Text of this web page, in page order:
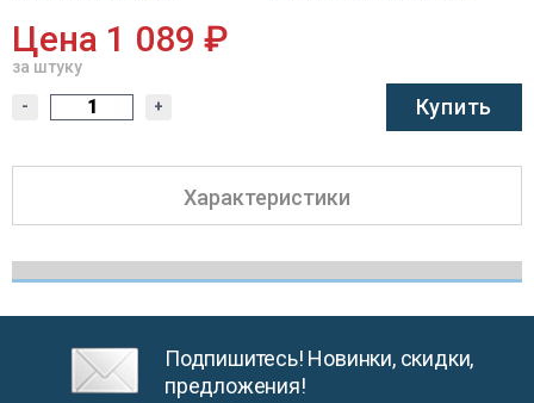
Цена 1 089 ₽
за штуку
- + Купить
Характеристики
Подпишитесь! Новинки, скидки,
предложения!